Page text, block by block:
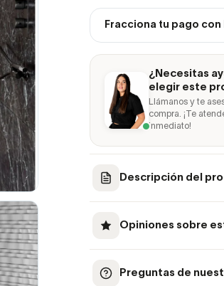
Fracciona tu pago con
¿Necesitas
elegir este
Llámanos y te
compra. ¡Te
inmediato!
Descripción del
Opiniones sobre
Preguntas de